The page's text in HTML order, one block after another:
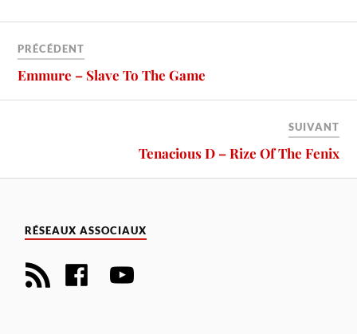
PRÉCÉDENT
Emmure – Slave To The Game
SUIVANT
Tenacious D – Rize Of The Fenix
RÉSEAUX ASSOCIAUX